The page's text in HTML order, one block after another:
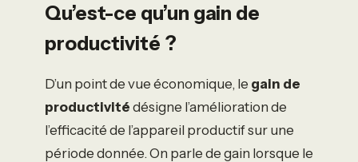
Qu’est-ce qu’un gain de
productivité ?
D’un point de vue économique, le gain de
productivité désigne l’amélioration de
l’efficacité de l’appareil productif sur une
période donnée. On parle de gain lorsque le